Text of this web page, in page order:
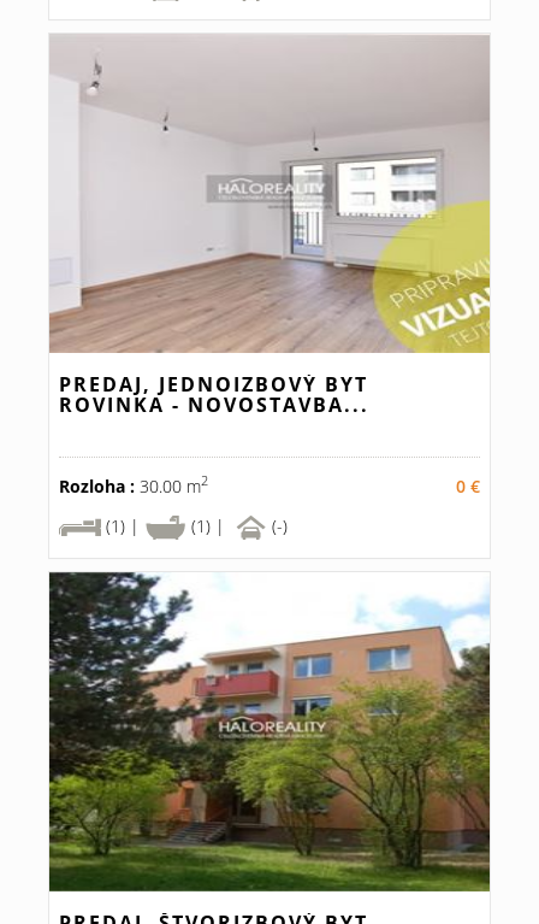
PREDAJ, JEDNOIZBOVÝ BYT
ROVINKA - NOVOSTAVBA...
Rozloha : 30.00 m2
0 €
(1) |
(1) | (-)